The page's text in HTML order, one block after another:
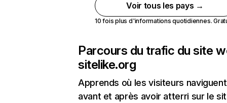
Voir tous les pays →
10 fois plus d'informations quotidiennes.
Parcours du trafic du site
sitelike.org
Apprends où les visiteurs naviguent
avant et après avoir atterri sur le